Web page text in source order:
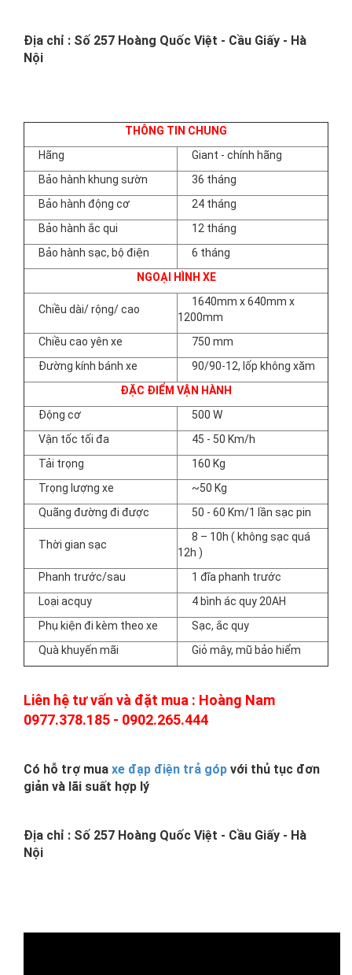
Địa chỉ : Số 257 Hoàng Quốc Việt - Cầu Giấy - Hà
Nội
THÔNG TIN CHUNG
Hãng
Giant - chính hãng
Bảo hành khung sườn
36 tháng
Bảo hành động cơ
24 tháng
Bảo hành ắc qui
12 tháng
Bảo hành sạc, bộ điện
6 tháng
NGOẠI HÌNH XE
Chiều dài/ rộng/ cao
1640mm x 640mm x
1200mm
Chiều cao yên xe
750 mm
Đường kính bánh xe
90/90-12, lốp không xăm
ĐẶC ĐIỂM VẬN HÀNH
Động cơ
500 W
Vận tốc tối đa
45 - 50 Km/h
Tải trọng
160 Kg
Trọng lượng xe
~50 Kg
Quãng đường đi được
50 - 60 Km/1 lần sạc pin
Thời gian sạc
8 – 10h ( không sạc quá
12h )
Phanh trước/sau
1 đĩa phanh trước
Loại acquy
4 bình ác quy 20AH
Phụ kiện đi kèm theo xe
Sạc, ắc quy
Quà khuyến mãi
Giỏ mây, mũ bảo hiểm
Liên hệ tư vấn và đặt mua : Hoàng Nam
0977.378.185 - 0902.265.444
Có hỗ trợ mua xe đạp điện trả góp với thủ tục đơn
giản và lãi suất hợp lý
Địa chỉ : Số 257 Hoàng Quốc Việt - Cầu Giấy - Hà
Nội